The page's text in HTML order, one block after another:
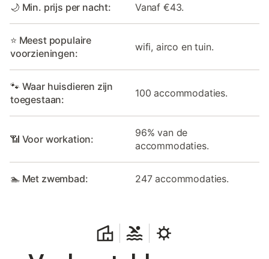
🌙 Min. prijs per nacht: Vanaf €43.
⭐ Meest populaire
voorzieningen:
wifi, airco en tuin.
🐾 Waar huisdieren zijn
toegestaan:
100 accommodaties.
📶 Voor workation:
96% van de
accommodaties.
🏊 Met zwembad: 247 accommodaties.